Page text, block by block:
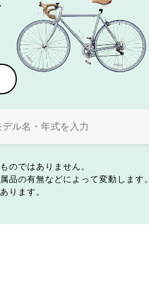
のではありません。
品の有無などによって変動します。
ります。